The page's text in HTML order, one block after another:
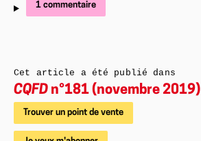
1 commentaire
Cet article a été publié dans
CQFD n°181 (novembre 2019)
Trouver un point de vente